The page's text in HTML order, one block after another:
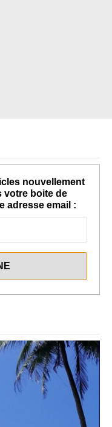
nouvellement
votre boite de
adresse email :